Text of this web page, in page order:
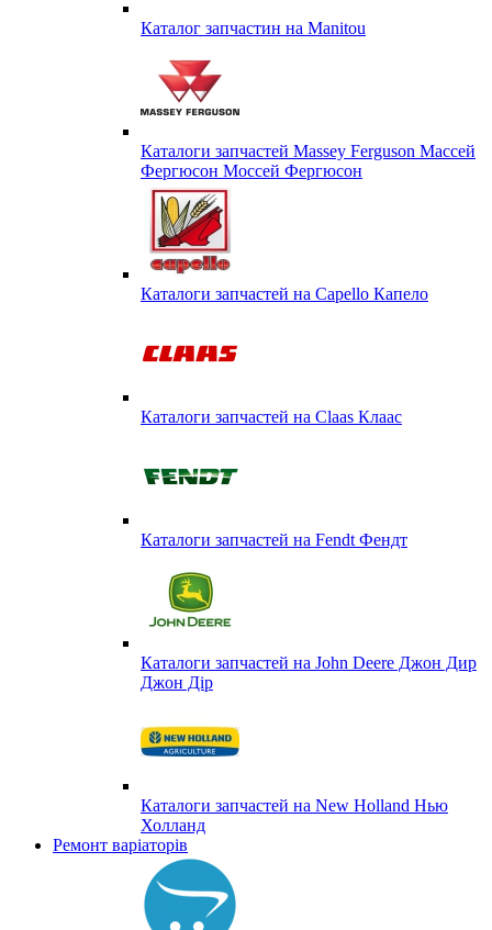
Каталог запчастин на Маnitou
Каталоги запчастей Massey Ferguson Массей
Фергюсон Моссей Фергюсон
Каталоги запчастей на Capello Капело
Каталоги запчастей на Claas Клаас
Каталоги запчастей на Fendt Фендт
Каталоги запчастей на John Deere Джон Дир
Джон Дір
Каталоги запчастей на New Holland Нью
Холланд
Ремонт варіаторів